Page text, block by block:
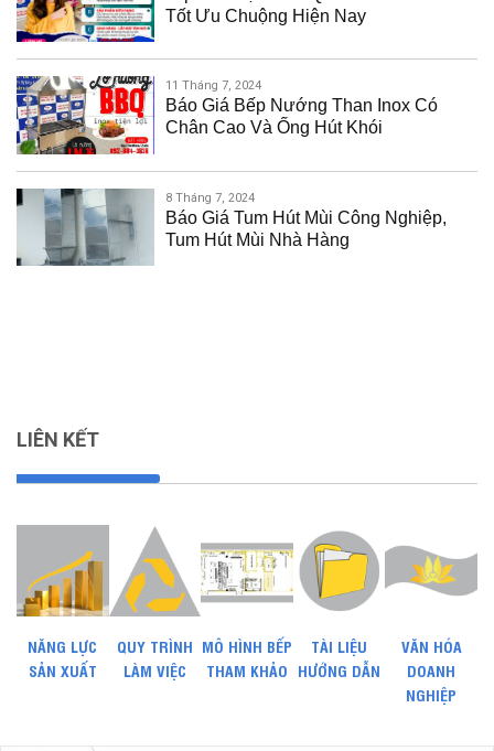
Tốt Ưu Chuộng Hiện Nay
Báo Giá Bếp Nướng Than Inox Có
Chân Cao Và Ống Hút Khói
11 Tháng 7, 2024
Báo Giá Tum Hút Mùi Công Nghiệp,
Tum Hút Mùi Nhà Hàng
8 Tháng 7, 2024
LIÊN KẾT
NĂNG LỰC
SẢN XUẤT
QUY TRÌNH
LÀM VIỆC
MÔ HÌNH BẾP
THAM KHẢO
TÀI LIỆU
HƯỚNG DẪN
VĂN HÓA
DOANH
NGHIỆP